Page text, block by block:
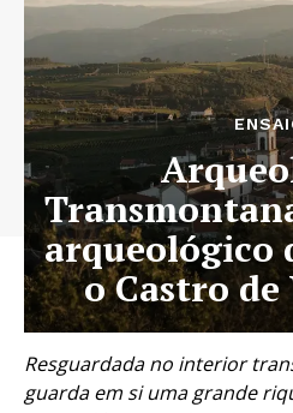
arqueológico
o Castro
Resguardada no interior
guarda em si uma grande